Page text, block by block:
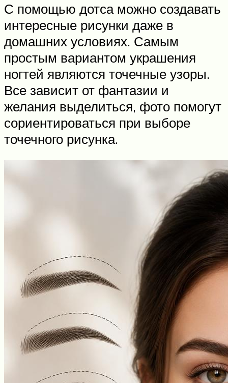
С помощью дотса можно создавать
интересные рисунки даже в
домашних условиях. Самым
простым вариантом украшения
ногтей являются точечные узоры.
Все зависит от фантазии и
желания выделиться, фото помогут
сориентироваться при выборе
точечного рисунка.